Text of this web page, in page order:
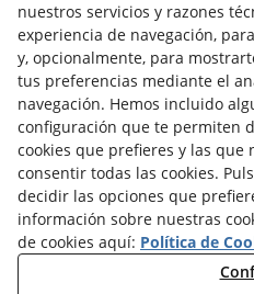
Info venta online
Contacto
Av. Tarragona, s/n
25300 Tàrrega(Lleida)España
973 310 732
carviresa@carviresa.com
nuestros servicios y razones
experiencia de navegación,
y, opcionalmente, para
tus preferencias mediante el
navegación. Hemos incluido
configuración que te permiten
cookies que prefieres y las que
consentir todas las cookies.
decidir las opciones que
información sobre nuestras
de cookies aquí: Política de